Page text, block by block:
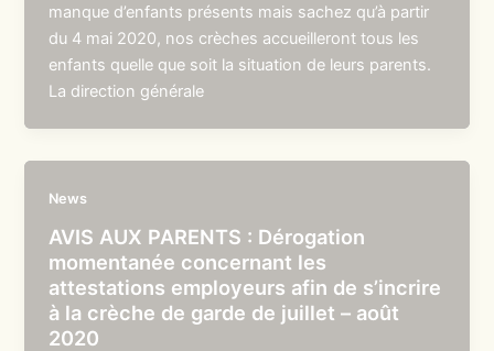
manque d’enfants présents mais sachez qu’à partir
du 4 mai 2020, nos crèches accueilleront tous les
enfants quelle que soit la situation de leurs parents.
La direction générale
News
AVIS AUX PARENTS : Dérogation
momentanée concernant les
attestations employeurs afin de s’incrire
à la crèche de garde de juillet – août
2020